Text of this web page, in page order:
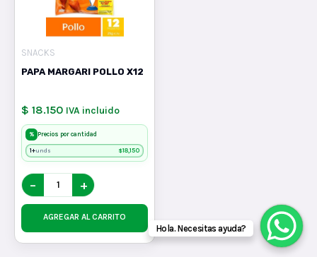
SNACKS
PAPA MARGARI POLLO X12
$ 18.150 IVA incluido
% Precios por cantidad
1+unds $18,150
− +
AGREGAR AL CARRITO
Hola. Necesitas ayuda?